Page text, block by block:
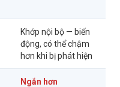
Khớp nội bộ — biến
động, có thể chậm
hơn khi bị phát hiện
Ngắn hơn